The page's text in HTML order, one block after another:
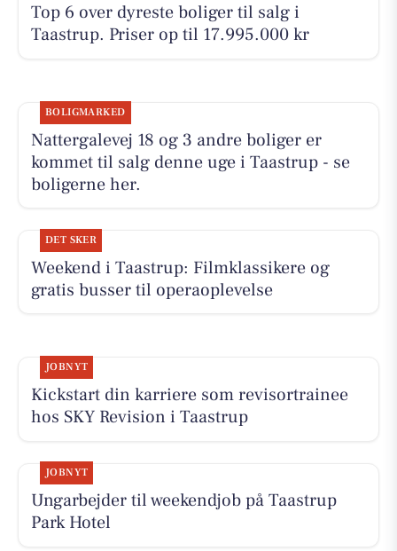
Top 6 over dyreste boliger til salg i
Taastrup. Priser op til 17.995.000 kr
BOLIGMARKED
Nattergalevej 18 og 3 andre boliger er
kommet til salg denne uge i Taastrup - se
boligerne her.
DET SKER
Weekend i Taastrup: Filmklassikere og
gratis busser til operaoplevelse
JOBNYT
Kickstart din karriere som revisortrainee
hos SKY Revision i Taastrup
JOBNYT
Ungarbejder til weekendjob på Taastrup
Park Hotel